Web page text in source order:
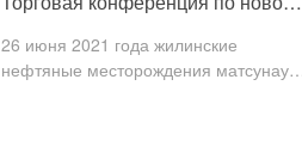
26 июня 2021 года жилинские
нефтяные месторождения матсунау